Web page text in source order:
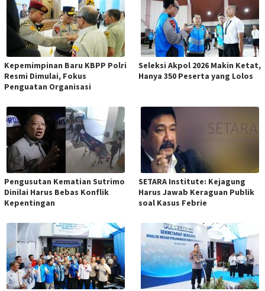
Kepemimpinan Baru KBPP Polri
Resmi Dimulai, Fokus
Penguatan Organisasi
Seleksi Akpol 2026 Makin Ketat,
Hanya 350 Peserta yang Lolos
Pengusutan Kematian Sutrimo
Dinilai Harus Bebas Konflik
Kepentingan
SETARA Institute: Kejagung
Harus Jawab Keraguan Publik
soal Kasus Febrie